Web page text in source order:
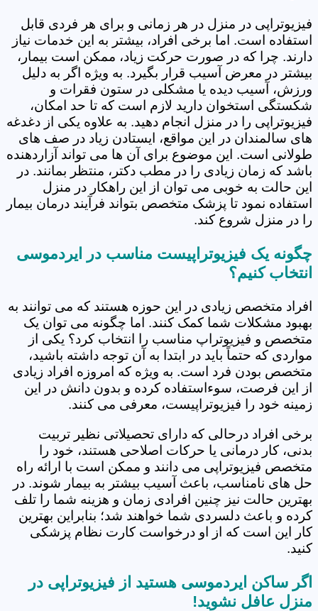
فیزیوتراپی در منزل در هر زمانی و برای هر فردی قابل
استفاده است. اما برخی افراد، بیشتر به این خدمات نیاز
دارند. چرا که در صورت حرکت زیاد، ممکن است بیمار،
بیشتر در معرض آسیب قرار بگیرد. به ویژه اگر به دلیل
ورزش، آسیب دیده یا مشکلی در ستون فقرات و
شکستگی استخوان دارید لازم است که تا حد امکان،
فیزیوتراپی را در منزل انجام دهید. به علاوه یکی از دغدغه
های سالمندان در این مواقع، ایستادن زیاد در صف های
طولانی است. این موضوع برای آن ها می تواند آزاردهنده
باشد که زمان زیادی را در مطب دکتر، منتظر بمانند. در
این حالت به خوبی می توان از این راهکار در منزل
استفاده نمود تا پزشک متخصص بتواند فرآیند درمان بیمار
را در منزل شروع کند.
چگونه یک فیزیوتراپیست مناسب در ایردموسی
انتخاب کنیم؟
افراد متخصص زیادی در این حوزه هستند که می توانند به
بهبود مشکلات شما کمک کنند. اما چگونه می توان یک
متخصص و فیزیوتراپ مناسب را انتخاب کرد؟ یکی از
مواردی که حتماً باید در ابتدا به آن توجه داشته باشید،
متخصص بودن فرد است. به ویژه که امروزه افراد زیادی
از این فرصت، سوءاستفاده کرده و بدون دانش در این
زمینه خود را فیزیوتراپیست، معرفی می کنند.
برخی افراد درحالی که دارای تحصیلاتی نظیر تربیت
بدنی، کار درمانی یا حرکات اصلاحی هستند، خود را
متخصص فیزیوتراپی می دانند و ممکن است با ارائه راه
حل های نامناسب، باعث آسیب بیشتر به بیمار شوند. در
بهترین حالت نیز چنین افرادی زمان و هزینه شما را تلف
کرده و باعث دلسردی شما خواهند شد؛ بنابراین بهترین
کار این است که از او درخواست کارت نظام پزشکی
کنید.
اگر ساکن ایردموسی هستید از فیزیوتراپی در
منزل عافل نشوید!